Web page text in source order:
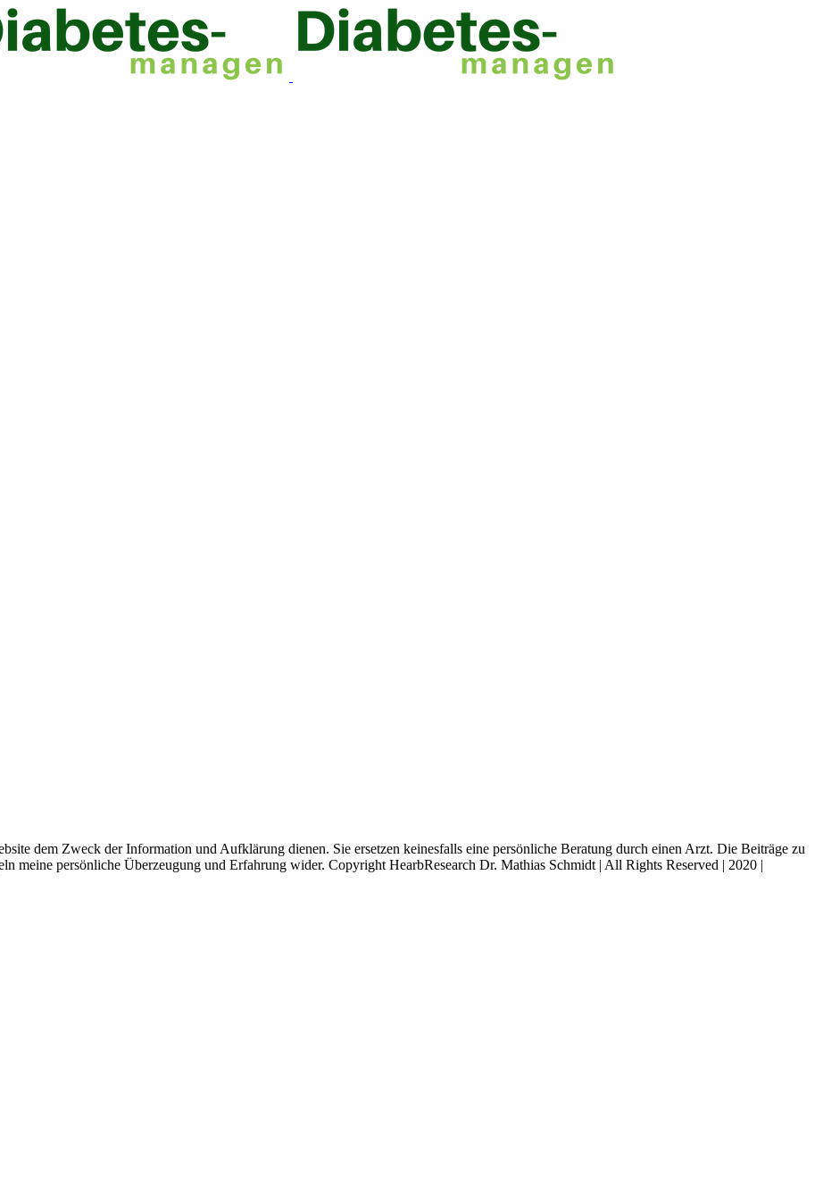
dem Zweck der Information und Aufklärung dienen. Sie ersetzen keinesfalls eine persönliche Beratung durch einen Arzt. Die Beiträge zu
meine persönliche Überzeugung und Erfahrung wider. Copyright HearbResearch Dr. Mathias Schmidt | All Rights Reserved | 2020 |